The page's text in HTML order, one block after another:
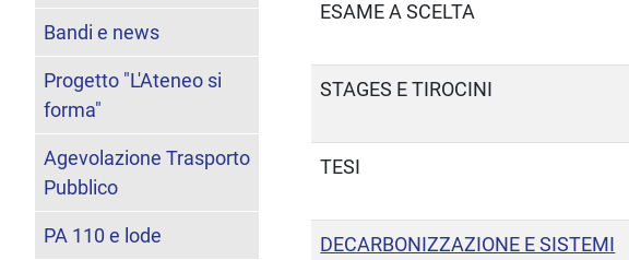
ESAME A SCELTA
STAGES E TIROCINI
TESI
DECARBONIZZAZIONE E SISTEMI
Bandi e news
Progetto "L'Ateneo si
forma"
Agevolazione Trasporto
Pubblico
PA 110 e lode